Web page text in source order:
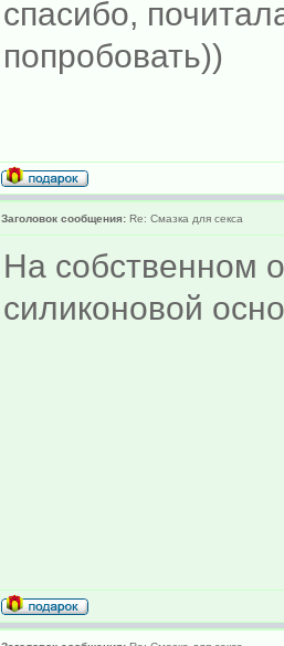
спасибо,
попробовать))
Заголовок сообщения: Re: Смазка для секса
На собственном
силиконовой